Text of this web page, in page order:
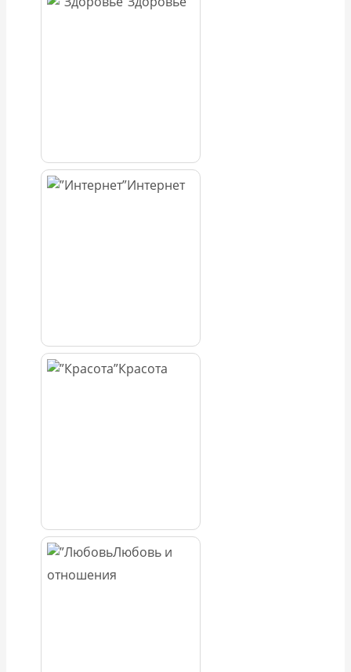
Интернет
Красота
Любовь и
отношения